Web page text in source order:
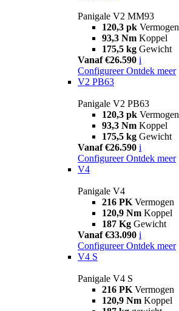
Panigale V2 MM93
120,3 pk Vermogen
93,3 Nm Koppel
175,5 kg Gewicht
Vanaf €26.590 i
Configureer Ontdek meer
V2 PB63
Panigale V2 PB63
120,3 pk Vermogen
93,3 Nm Koppel
175,5 kg Gewicht
Vanaf €26.590 i
Configureer Ontdek meer
V4
Panigale V4
216 PK Vermogen
120,9 Nm Koppel
187 Kg Gewicht
Vanaf €33.090 i
Configureer Ontdek meer
V4 S
Panigale V4 S
216 PK Vermogen
120,9 Nm Koppel